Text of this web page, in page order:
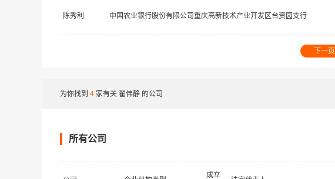
陈秀利 中国农业银行股份有限公司重庆高新技术产业开发区台资园支行
下一页
为你找到 4 家有关 翟伟静 的公司
所有公司
成立